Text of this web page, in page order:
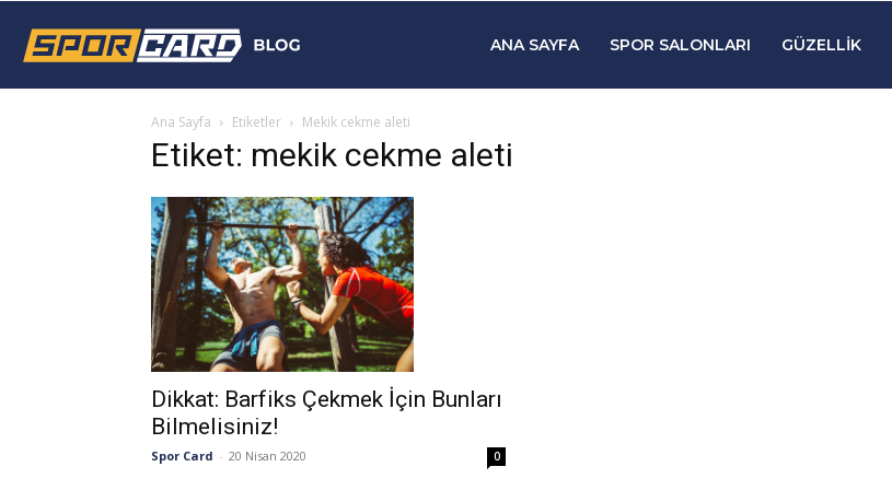
Blog
ANA SAYFA SPOR SALONLARI GÜZELLIK
Ana Sayfa Etiketler Mekik cekme aleti
Etiket: mekik cekme aleti
Dikkat: Barfiks Çekmek İçin Bunları
Bilmelisiniz!
Spor Card - 20 Nisan 2020 0